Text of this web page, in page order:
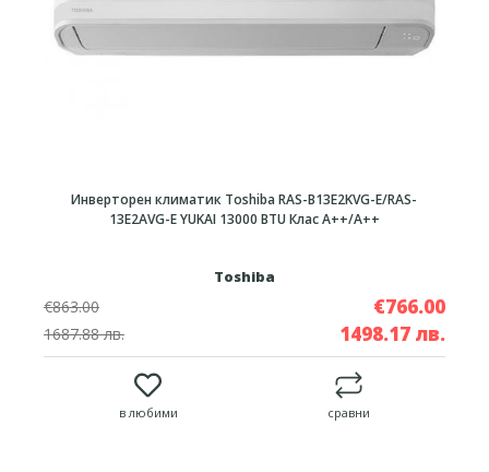
Инверторен климатик Toshiba RAS-B13E2KVG-E/RAS-
13E2AVG-E YUKAI 13000 BTU Клас A++/A++
Toshiba
€863.00 €766.00
1687.88 лв. 1498.17 лв.
в любими сравни